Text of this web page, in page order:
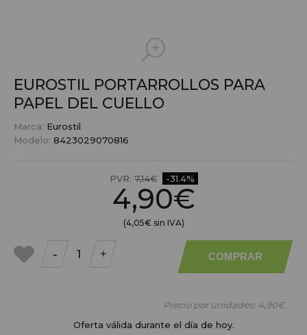
EUROSTIL PORTARROLLOS PARA
PAPEL DEL CUELLO
Marca: Eurostil
Modelo: 8423029070816
PVR:7,14€ -31.4%
4,90€
(4,05€ sin IVA)
- + COMPRAR
Precio por unidades:4,90€
Oferta válida durante el día de hoy.